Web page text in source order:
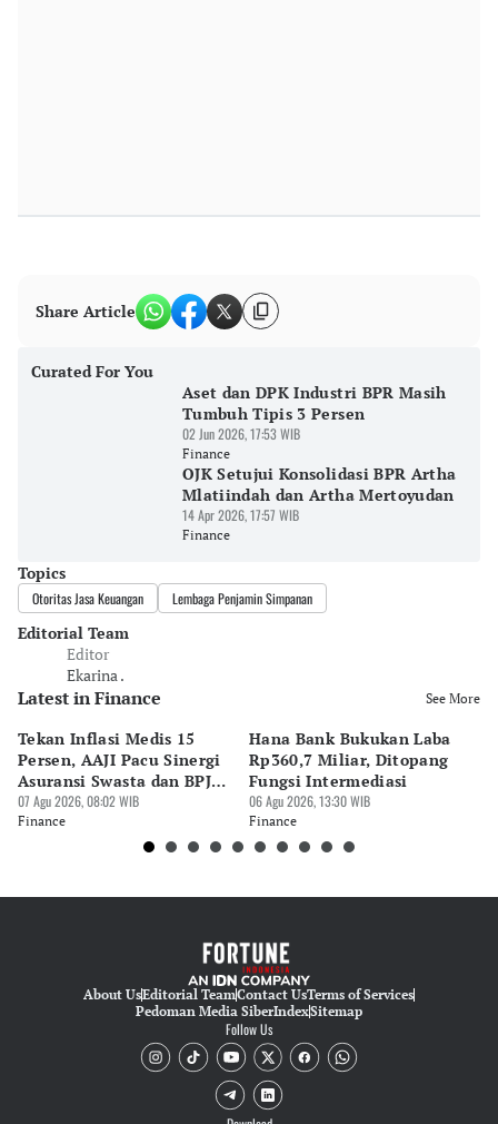
Share Article
Curated For You
Aset dan DPK Industri BPR Masih
Tumbuh Tipis 3 Persen
02 Jun 2026, 17:53 WIB
Finance
OJK Setujui Konsolidasi BPR Artha
Mlatiindah dan Artha Mertoyudan
14 Apr 2026, 17:57 WIB
Finance
Topics
Otoritas Jasa Keuangan Lembaga Penjamin Simpanan
Editorial Team
Editor
Ekarina .
Latest in Finance See More
Tekan Inflasi Medis 15
Persen, AAJI Pacu Sinergi
Asuransi Swasta dan BPJS
Kesehatan
07 Agu 2026, 08:02 WIB
Finance
Hana Bank Bukukan Laba
Rp360,7 Miliar, Ditopang
Fungsi Intermediasi
06 Agu 2026, 13:30 WIB
Finance
About UsEditorial TeamContact UsTerms of Services
Pedoman Media SiberIndexSitemap
Follow Us